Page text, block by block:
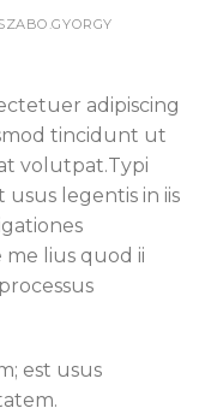
adipiscing
tincidunt ut
volutpat.Typi
legentis in iis
lius quod ii
est usus